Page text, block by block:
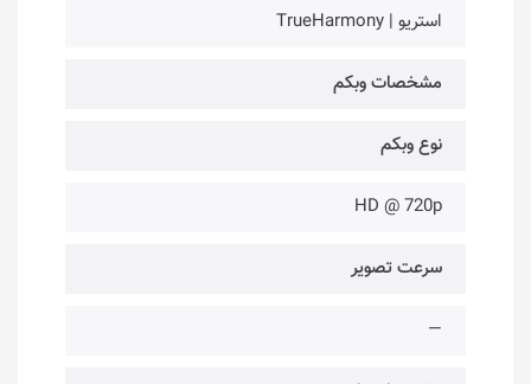
استریو | TrueHarmony
مشخصات وبکم
نوع وبکم
HD @ 720p
سرعت تصویر
—